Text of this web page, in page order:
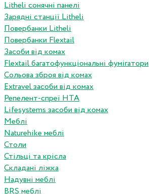
Litheli сонячні панелі
Зарядні станції Litheli
Повербанки Litheli
Повербанки Flextail
Засоби від комах
Flextail багатофункціональні фумігатори
Сольова зброя від комах
Extravel засоби від комах
Репелент-спреї HTA
Lifesystems засоби від комах
Меблі
Naturehike меблі
Столи
Стільці та крісла
Складані ліжка
Надувні меблі
BRS меблі